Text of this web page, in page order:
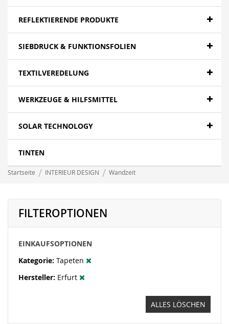
REFLEKTIERENDE PRODUKTE
SIEBDRUCK & FUNKTIONSFOLIEN
TEXTILVEREDELUNG
WERKZEUGE & HILFSMITTEL
SOLAR TECHNOLOGY
TINTEN
Startseite INTERIEUR DESIGN Wandzeit
FILTEROPTIONEN
EINKAUFSOPTIONEN
Kategorie Tapeten
Hersteller Erfurt
ALLES LÖSCHEN